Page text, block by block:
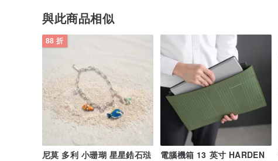
與此商品相似
88 折
尼莫 多利 小珊瑚 星星鋯石琺
電腦機箱 13 英寸 HARDEN